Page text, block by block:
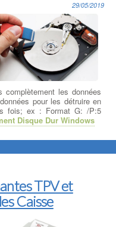
29/05/2019
complètement les données
pour les détruire en
fois; ex : Format G: /P:5
Disque Dur Windows
TPV et
Caisse